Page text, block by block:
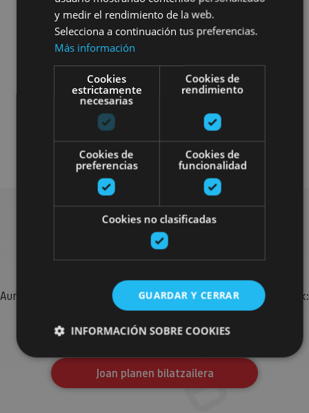
Arquitectura civil Visitas guiadas
Bilatu plan gehiago
Aurkitu zure bidaia Nafarroan osatzeko planak eta iradokizunak:
jarduera antolatuak, bisitak eta agendaren ekitaldi
garrantzitsuenak.
Joan planen bilatzailera
y medir el rendimiento de la web.
Selecciona a continuación tus preferencias.
Más información
Cookies
estrictamente
necesarias
Cookies de
rendimiento
Cookies de
preferencias
Cookies de
funcionalidad
Cookies no clasificadas
GUARDAR Y CERRAR
INFORMACIÓN SOBRE COOKIES